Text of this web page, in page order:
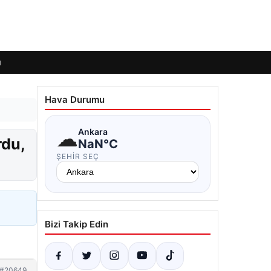
Hava Durumu
☁Ankara
NaN°C
ŞEHIR SEÇ
Bizi Takip Edin